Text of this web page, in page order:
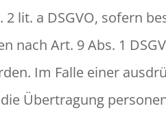
2 lit. a DSGVO, sofern
nach Art. 9 Abs. 1
Im Falle einer
Übertragung